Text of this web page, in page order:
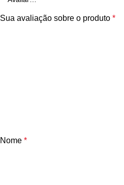
Sua avaliação sobre o produto *
Nome *